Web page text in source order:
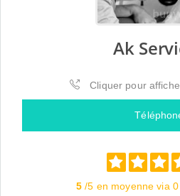
Ak
Cliquer pour
5 /5 en moyenne via